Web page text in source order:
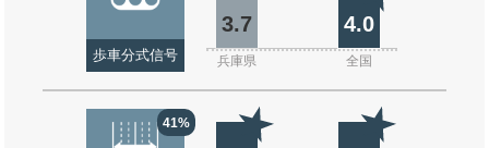
歩車分式信号
3.7 4.0
兵庫県 全国
41%